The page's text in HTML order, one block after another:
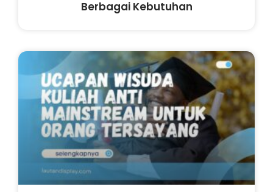
Berbagai Kebutuhan